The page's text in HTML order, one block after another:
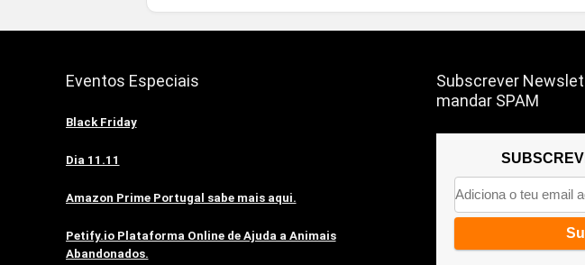
Eventos Especiais
Black Friday
Dia 11.11
Amazon Prime Portugal sabe mais aqui.
Petify.io Plataforma Online de Ajuda a Animais
Abandonados.
Subscrever
mandar SPAM